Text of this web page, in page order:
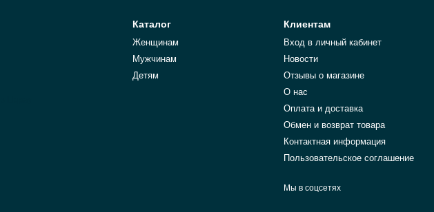
Каталог
Женщинам
Мужчинам
Детям
Клиентам
Вход в личный кабинет
Новости
Отзывы о магазине
О нас
Оплата и доставка
Обмен и возврат товара
Контактная информация
Пользовательское соглашение
Мы в соцсетях